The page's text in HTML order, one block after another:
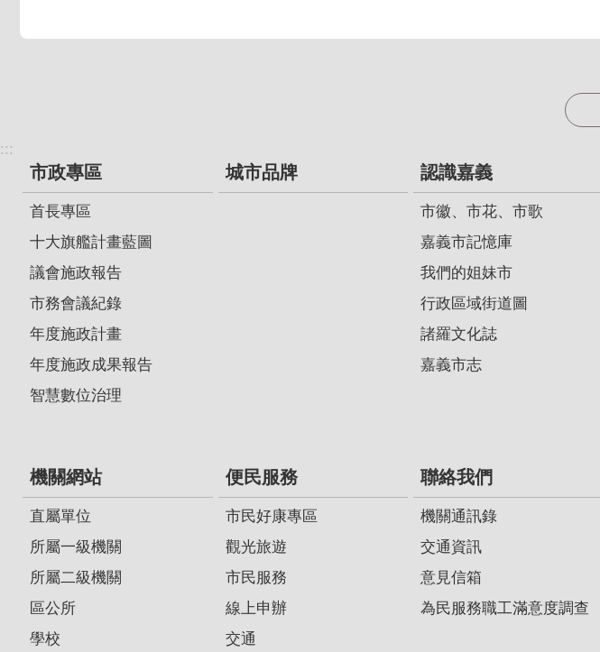
:::
市政專區
首長專區
十大旗艦計畫藍圖
議會施政報告
市務會議紀錄
年度施政計畫
年度施政成果報告
智慧數位治理
城市品牌 認識嘉義
市徽、市花、市歌
嘉義市記憶庫
我們的姐妹市
行政區域街道圖
諸羅文化誌
嘉義市志
機關網站
直屬單位
所屬一級機關
所屬二級機關
區公所
學校
便民服務
市民好康專區
觀光旅遊
市民服務
線上申辦
交通
聯絡我們
機關通訊錄
交通資訊
意見信箱
為民服務職工滿意度調查